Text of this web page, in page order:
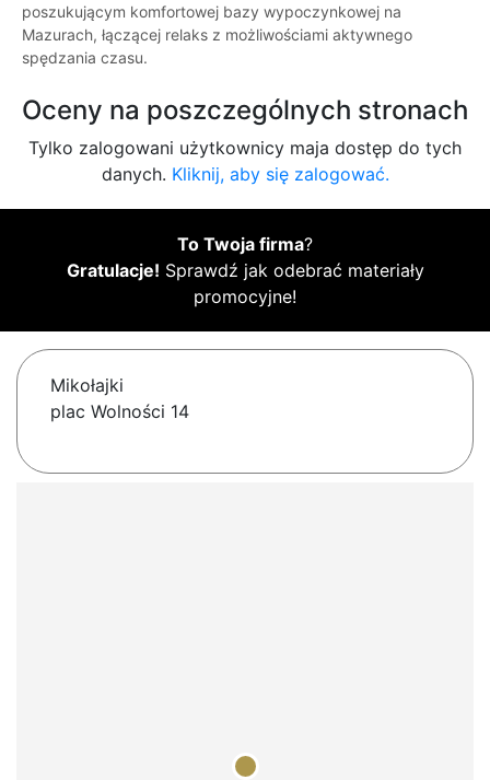
poszukującym komfortowej bazy wypoczynkowej na
Mazurach, łączącej relaks z możliwościami aktywnego
spędzania czasu.
Oceny na poszczególnych stronach
Tylko zalogowani użytkownicy maja dostęp do tych
danych. Kliknij, aby się zalogować.
To Twoja firma?
Gratulacje! Sprawdź jak odebrać materiały
promocyjne!
Mikołajki
plac Wolności 14